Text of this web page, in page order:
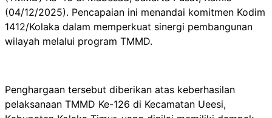
(04/12/2025). Pencapaian ini menandai komitmen Kodim
1412/Kolaka dalam memperkuat sinergi pembangunan
wilayah melalui program TMMD.
Penghargaan tersebut diberikan atas keberhasilan
pelaksanaan TMMD Ke-126 di Kecamatan Ueesi,